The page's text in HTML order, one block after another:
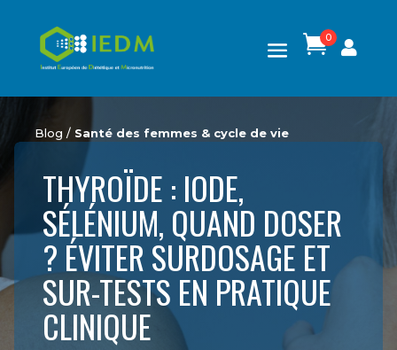
0

Blog / Santé des femmes & cycle de vie
THYROÏDE : IODE,
SÉLÉNIUM, QUAND DOSER
? ÉVITER SURDOSAGE ET
SUR-TESTS EN PRATIQUE
CLINIQUE